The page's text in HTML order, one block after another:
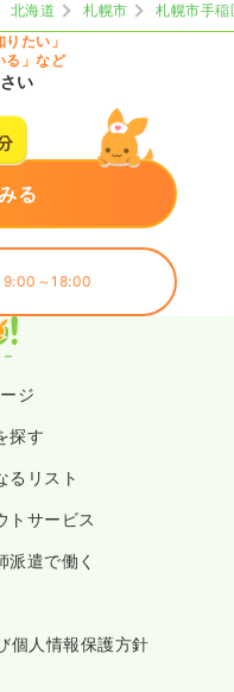
北海道 札幌市
札幌市手稲
たい」
る」など
い
る
9:00～18:00
ジ
探す
るリスト
トサービス
派遣で働く
個人情報保護方針